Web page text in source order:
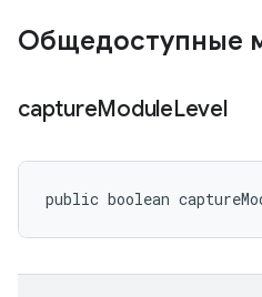
Общедоступные
captureModuleLevel
public boolean